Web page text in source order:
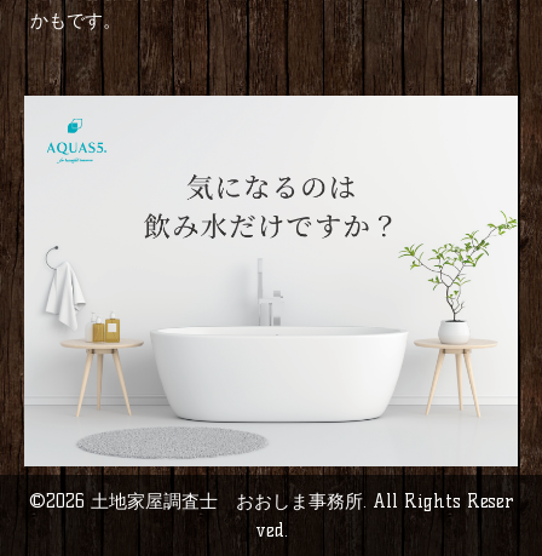
かもです。
©2026 土地家屋調査士 おおしま事務所. All Rights Reser
ved.